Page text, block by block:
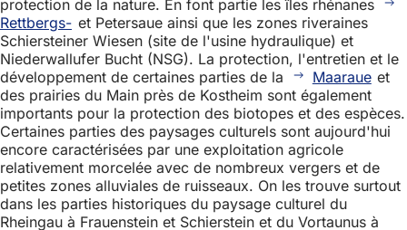
protection de la nature. En font partie les îles rhénanes
Rettbergs- et Petersaue ainsi que les zones riveraines
Schiersteiner Wiesen (site de l'usine hydraulique) et
Niederwallufer Bucht (NSG). La protection, l'entretien et le
développement de certaines parties de la
Maaraue et
des prairies du Main près de Kostheim sont également
importants pour la protection des biotopes et des espèces.
Certaines parties des paysages culturels sont aujourd'hui
encore caractérisées par une exploitation agricole
relativement morcelée avec de nombreux vergers et de
petites zones alluviales de ruisseaux. On les trouve surtout
dans les parties historiques du paysage culturel du
Rheingau à Frauenstein et Schierstein et du Vortaunus à